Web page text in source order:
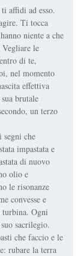
affidi ad esso.
Ti tocca
niente a che
le
di te,
nel momento
effettiva
brutale
un terzo
che
impastata e
di nuovo
olio e
le risonanze
convesse e
turbina. Ogni
sacrilegio.
che faccio e le
rubare la terra